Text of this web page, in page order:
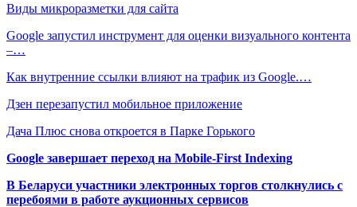
Виды микроразметки для сайта
Google запустил инструмент для оценки визуального контента
–…
Как внутренние ссылки влияют на трафик из Google.…
Дзен перезапустил мобильное приложение
Дача Плюс снова откроется в Парке Горького
Google завершает переход на Mobile-First Indexing
В Беларуси участники электронных торгов столкнулись с
перебоями в работе аукционных сервисов